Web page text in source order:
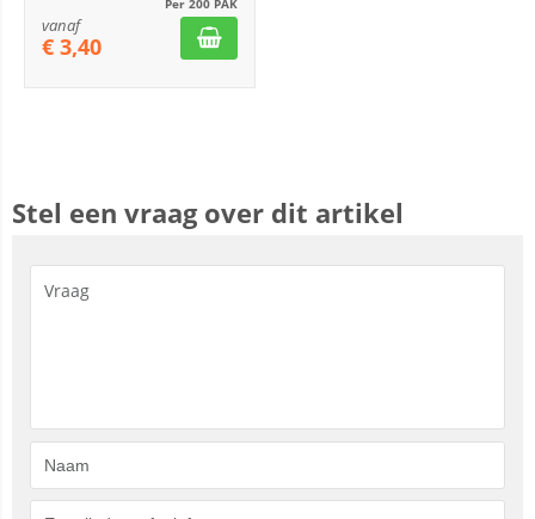
Per 200 PAK
vanaf
€ 3,40
Stel een vraag over dit artikel